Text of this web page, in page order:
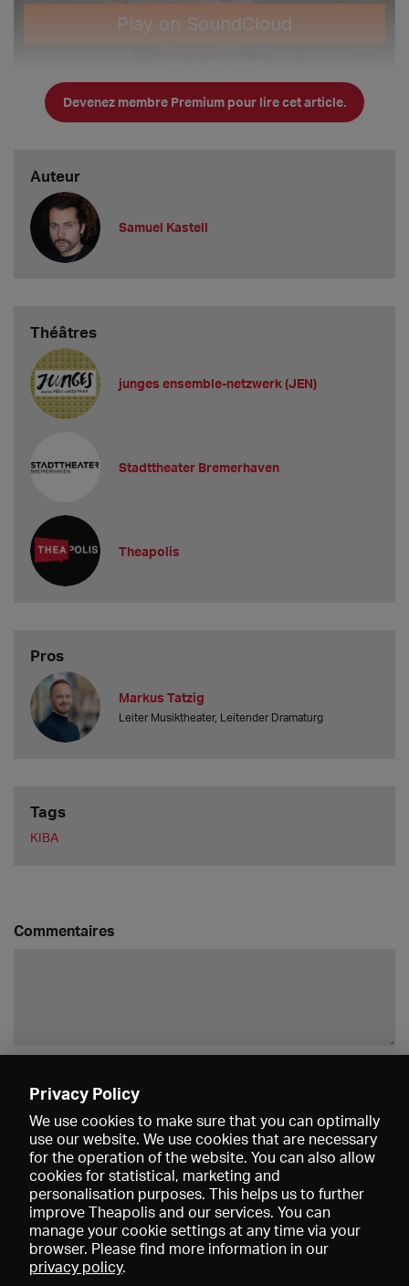
Devenez membre Premium pour lire cet article.
Auteur
Samuel Kastell
Théâtres
junges ensemble-netzwerk (JEN)
Stadttheater Bremerhaven
Theapolis
Pros
Markus Tatzig
Leiter Musiktheater, Leitender Dramaturg
Tags
KIBA
Commentaires
Privacy Policy
We use cookies to make sure that you can optimally
use our website. We use cookies that are necessary
for the operation of the website. You can also allow
cookies for statistical, marketing and
personalisation purposes. This helps us to further
improve Theapolis and our services. You can
manage your cookie settings at any time via your
browser. Please find more information in our
privacy policy.